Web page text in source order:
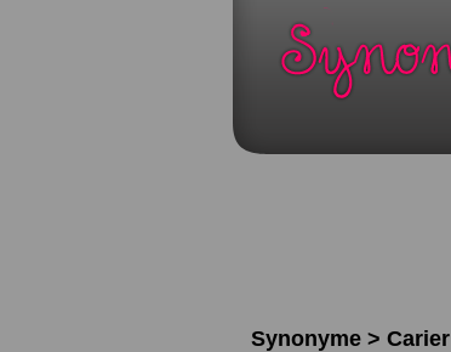
Synonyme > Carier